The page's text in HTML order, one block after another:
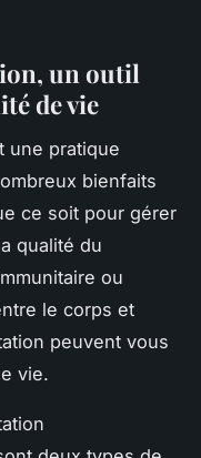
un outil
de vie
une pratique
bienfaits
ce soit pour gérer
qualité du
ou
le corps et
peuvent vous
vie.